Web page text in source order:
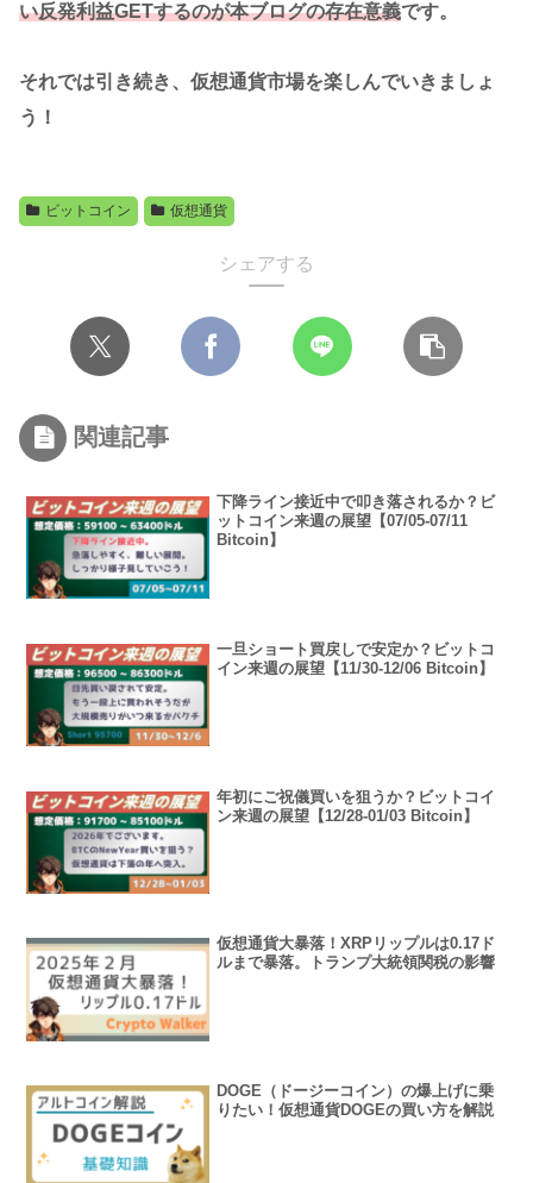
い反発利益GETするのが本ブログの存在意義です。
それでは引き続き、仮想通貨市場を楽しんでいきましょ
う！
ビットコイン 仮想通貨
シェアする
関連記事
下降ライン接近中で叩き落されるか？ビ
ットコイン来週の展望【07/05-07/11
Bitcoin】
一旦ショート買戻しで安定か？ビットコ
イン来週の展望【11/30-12/06 Bitcoin】
年初にご祝儀買いを狙うか？ビットコイ
ン来週の展望【12/28-01/03 Bitcoin】
仮想通貨大暴落！XRPリップルは0.17ド
ルまで暴落。トランプ大統領関税の影響
DOGE（ドージーコイン）の爆上げに乗
りたい！仮想通貨DOGEの買い方を解説